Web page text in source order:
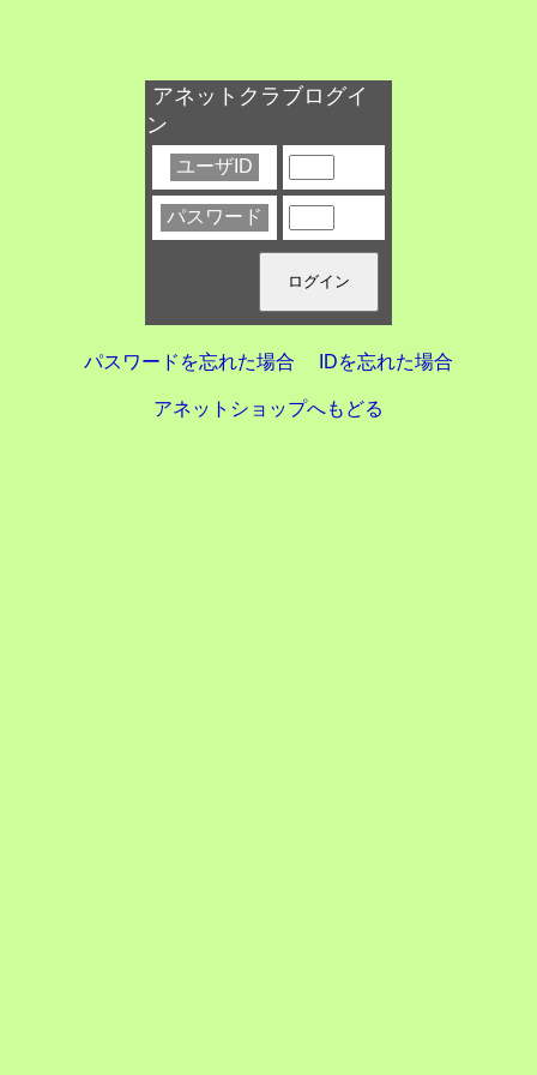
アネットクラブログイ
ン
ユーザID
パスワード
パスワードを忘れた場合 IDを忘れた場合
アネットショップへもどる